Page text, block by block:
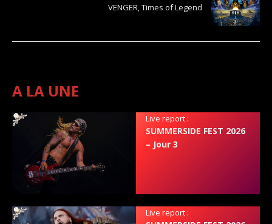
VENGER, Times of Legend
A LA UNE
Live report :
SUMMERSIDE FEST 2026
– Jour 3
Live report :